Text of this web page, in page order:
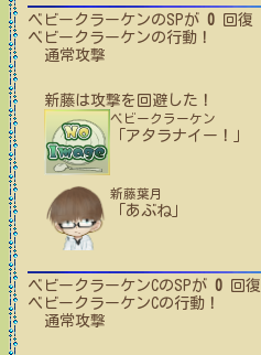
ベビークラーケンのSPが 0 回復
ベビークラーケンの行動！
通常攻撃
新藤は攻撃を回避した！
ベビークラーケン
「アタラナイー！」
新藤葉月
「あぶね」
ベビークラーケンCのSPが 0 回復
ベビークラーケンCの行動！
通常攻撃